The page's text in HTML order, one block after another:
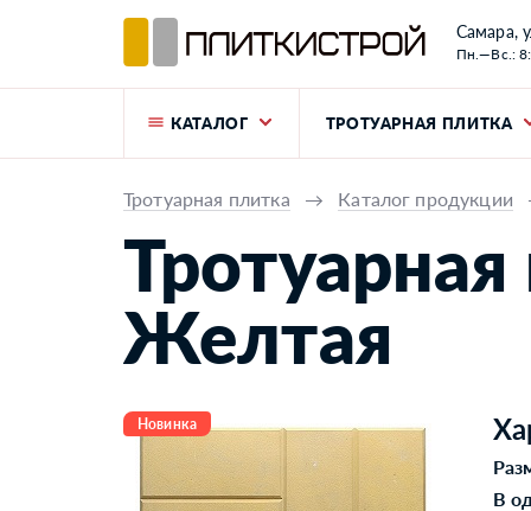
Самара,
Пн.—Вс.:
КАТАЛОГ ТРОТУАРНАЯ ПЛИТКА
Тротуарная плитка → Каталог продукции
Желтая
Новинка
В